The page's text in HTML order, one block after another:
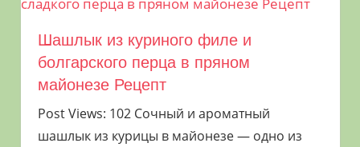
Шашлык из куриного филе и
болгарского перца в пряном
майонезе Рецепт
Post Views: 102 Сочный и ароматный
шашлык из курицы в майонезе — одно из